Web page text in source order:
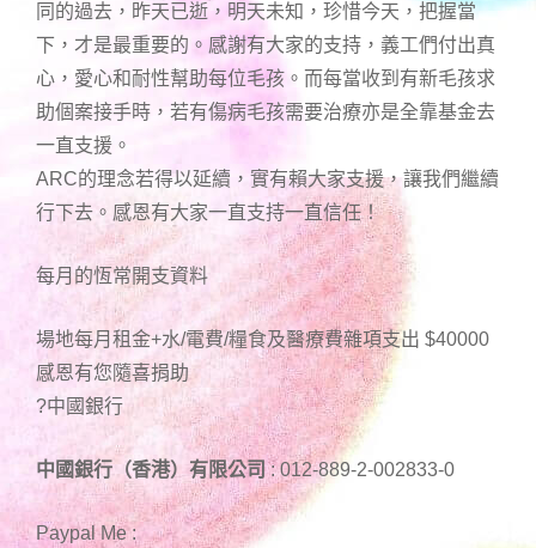
同的過去，昨天已逝，明天未知，珍惜今天，把握當
下，才是最重要的。感謝有大家的支持，義工們付出真
心，愛心和耐性幫助每位毛孩。而每當收到有新毛孩求
助個案接手時，若有傷病毛孩需要治療亦是全靠基金去
一直支援。
ARC的理念若得以延續，實有賴大家支援，讓我們繼續
行下去。感恩有大家一直支持一直信任！
每月的恆常開支資料
場地每月租金+水/電費/糧食及醫療費雜項支出 $40000
感恩有您隨喜捐助
?中國銀行
中國銀行（香港）有限公司: 012-889-2-002833-0
Paypal Me :